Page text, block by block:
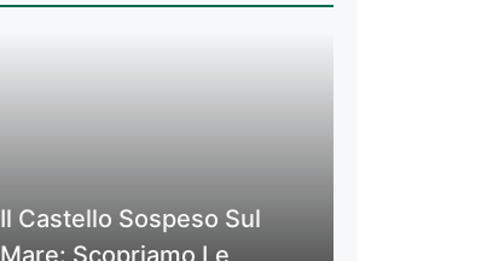
Il Castello Sospeso Sul
Mare: Scopriamo Le